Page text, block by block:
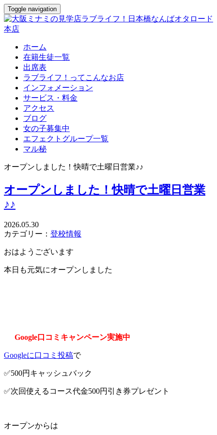
Toggle navigation
ホーム
在籍生徒一覧
出席表
ラブライフ！ってこんなお店
インフォメーション
サービス・料金
アクセス
ブログ
女の子募集中
エフェクトグループ一覧
マル秘
オープンしました！快晴で土曜日営業♪♪
オープンしました！快晴で土曜日営業
♪♪
2026.05.30
カテゴリー： 登校情報
おはようございます
本日も元気にオープンしました
Google口コミキャンペーン実施中
Googleに口コミ投稿で
✅500円キャッシュバック
✅次回使えるコース代金500円引き券プレゼント
オープンからは